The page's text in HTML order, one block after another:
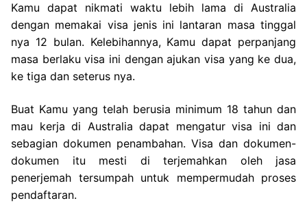
Kamu dapat nikmati waktu lebih lama di Australia
dengan memakai visa jenis ini lantaran masa tinggal
nya 12 bulan. Kelebihannya, Kamu dapat perpanjang
masa berlaku visa ini dengan ajukan visa yang ke dua,
ke tiga dan seterus nya.
Buat Kamu yang telah berusia minimum 18 tahun dan
mau kerja di Australia dapat mengatur visa ini dan
sebagian dokumen penambahan. Visa dan dokumen-
dokumen itu mesti di terjemahkan oleh jasa
penerjemah tersumpah untuk mempermudah proses
pendaftaran.